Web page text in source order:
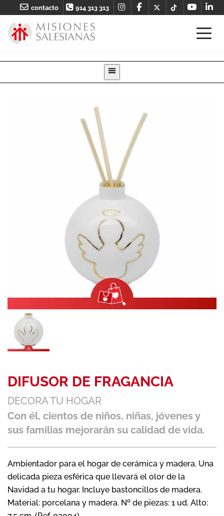
contacto 914 313 313
DIFUSOR DE FRAGANCIA
DECORA TU HOGAR
Con él, cientos de niños, niñas, jóvenes y
sus familias mejorarán su calidad de vida.
Ambientador para el hogar de cerámica y madera. Una
delicada pieza esférica que llevará el olor de la
Navidad a tu hogar. Incluye bastoncillos de madera.
Material: porcelana y madera. Nº de piezas: 1 ud. Alto: